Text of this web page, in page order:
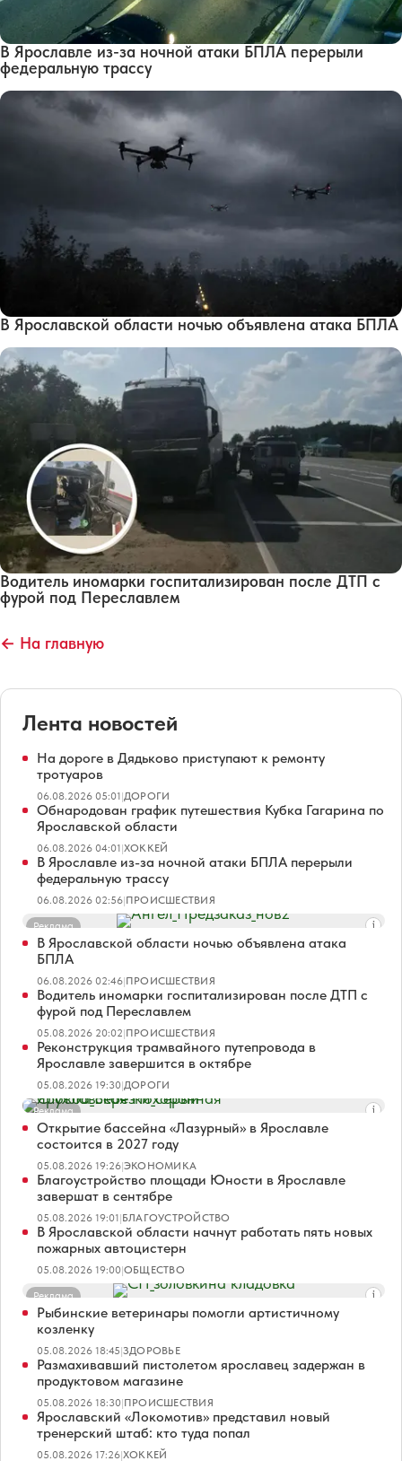
В Ярославле из-за ночной атаки БПЛА перерыли
федеральную трассу
В Ярославской области ночью объявлена атака БПЛА
Водитель иномарки госпитализирован после ДТП с
фурой под Переславлем
← На главную
Лента новостей
На дороге в Дядьково приступают к ремонту
тротуаров
06.08.2026 05:01|ДОРОГИ
Обнародован график путешествия Кубка Гагарина по
Ярославской области
06.08.2026 04:01|ХОККЕЙ
В Ярославле из-за ночной атаки БПЛА перерыли
федеральную трассу
06.08.2026 02:56|ПРОИСШЕСТВИЯ
Реклама
В Ярославской области ночью объявлена атака
БПЛА
06.08.2026 02:46|ПРОИСШЕСТВИЯ
Водитель иномарки госпитализирован после ДТП с
фурой под Переславлем
05.08.2026 20:02|ПРОИСШЕСТВИЯ
Реконструкция трамвайного путепровода в
Ярославле завершится в октябре
05.08.2026 19:30|ДОРОГИ
Реклама
Открытие бассейна «Лазурный» в Ярославле
состоится в 2027 году
05.08.2026 19:26|ЭКОНОМИКА
Благоустройство площади Юности в Ярославле
завершат в сентябре
05.08.2026 19:01|БЛАГОУСТРОЙСТВО
В Ярославской области начнут работать пять новых
пожарных автоцистерн
05.08.2026 19:00|ОБЩЕСТВО
Реклама
Рыбинские ветеринары помогли артистичному
козленку
05.08.2026 18:45|ЗДОРОВЬЕ
Размахивавший пистолетом ярославец задержан в
продуктовом магазине
05.08.2026 18:30|ПРОИСШЕСТВИЯ
Ярославский «Локомотив» представил новый
тренерский штаб: кто туда попал
05.08.2026 17:26|ХОККЕЙ